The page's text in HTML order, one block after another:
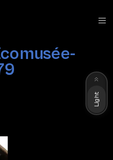
Light
Dark